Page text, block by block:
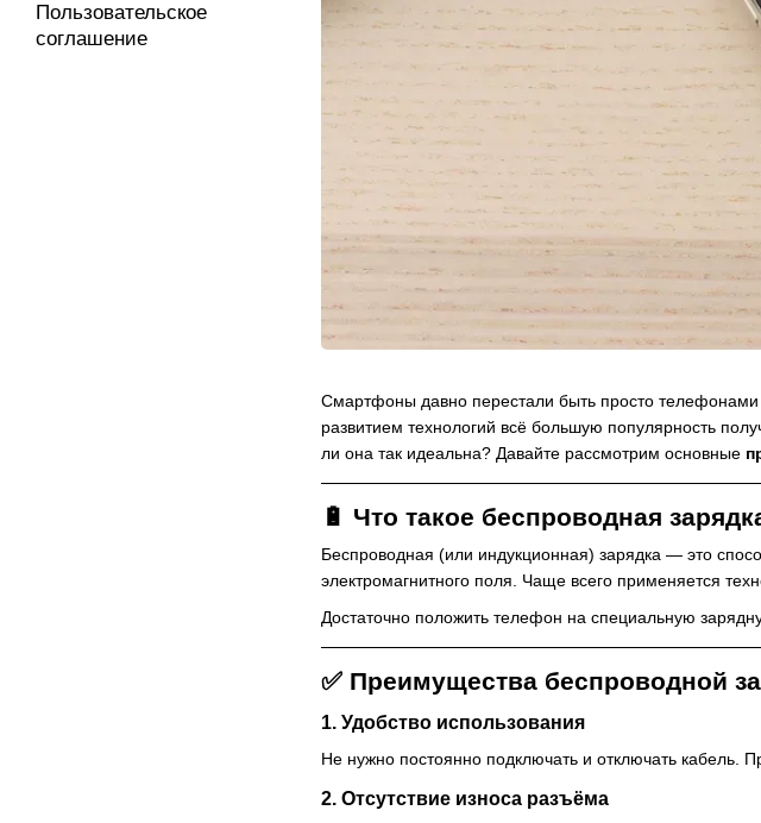
Смартфоны давно перестали быть просто
развитием технологий всё большую популярность
ли она так идеальна? Давайте рассмотрим основные
🔋 Что такое беспроводная
Беспроводная (или индукционная) зарядка — это
электромагнитного поля. Чаще всего применяется
Достаточно положить телефон на специальную
✅ Преимущества беспроводной
1. Удобство использования
Не нужно постоянно подключать и отключать кабель.
2. Отсутствие износа разъёма
Пользовательское
соглашение